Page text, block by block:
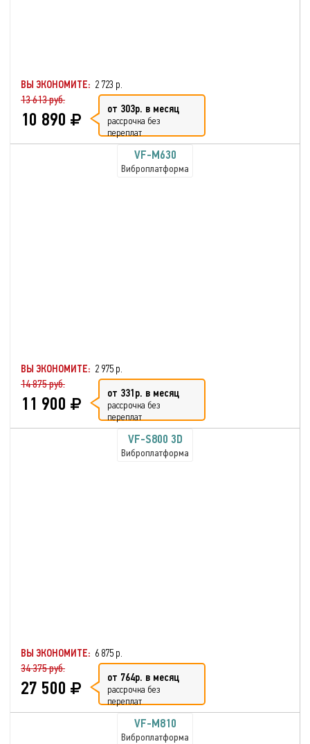
ВЫ ЭКОНОМИТЕ: 2 723 р.
13 613 руб.
10 890 от 303р. в месяц
рассрочка без
переплат
VF-M630
Виброплатформа
ВЫ ЭКОНОМИТЕ: 2 975 р.
14 875 руб.
11 900 от 331р. в месяц
рассрочка без
переплат
VF-S800 3D
Виброплатформа
ВЫ ЭКОНОМИТЕ: 6 875 р.
34 375 руб.
27 500 от 764р. в месяц
рассрочка без
переплат
VF-M810
Виброплатформа